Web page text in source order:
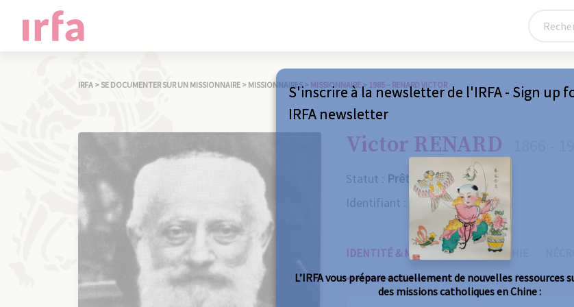
IRFA >SE DOCUMENTER SUR UN MISSIONNAIRE > MISSIONNAIRES > MISSIONNAIRE> 1985 – RENARD VICTOR
Victor RENARD
Statut : Prêtre
Identifiant : 1985
IDENTITÉ & MISSIONS BIOGRAPHIE
S'inscrire à la newsletter de l'IRFA - Sign up
IRFA newsletter
L’IRFA vous prépare actuellement de nouvelles ressources
des missions catholiques en Chine :